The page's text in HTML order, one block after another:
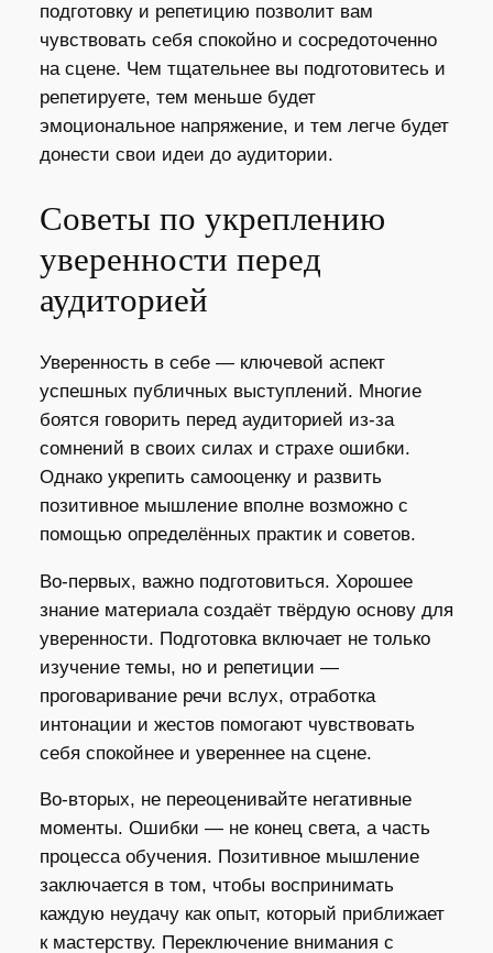
подготовку и репетицию позволит вам
чувствовать себя спокойно и сосредоточенно
на сцене. Чем тщательнее вы подготовитесь и
репетируете, тем меньше будет
эмоциональное напряжение, и тем легче будет
донести свои идеи до аудитории.
Советы по укреплению
уверенности перед
аудиторией
Уверенность в себе — ключевой аспект
успешных публичных выступлений. Многие
боятся говорить перед аудиторией из-за
сомнений в своих силах и страхе ошибки.
Однако укрепить самооценку и развить
позитивное мышление вполне возможно с
помощью определённых практик и советов.
Во-первых, важно подготовиться. Хорошее
знание материала создаёт твёрдую основу для
уверенности. Подготовка включает не только
изучение темы, но и репетиции —
проговаривание речи вслух, отработка
интонации и жестов помогают чувствовать
себя спокойнее и увереннее на сцене.
Во-вторых, не переоценивайте негативные
моменты. Ошибки — не конец света, а часть
процесса обучения. Позитивное мышление
заключается в том, чтобы воспринимать
каждую неудачу как опыт, который приближает
к мастерству. Переключение внимания с